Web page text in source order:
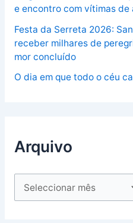
e encontro com vítimas de
Festa da Serreta 2026:
receber milhares de
mor concluído
O dia em que todo o céu
Arquivo